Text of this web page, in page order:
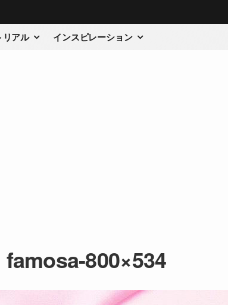
リアル インスピレーション
famosa-800×534